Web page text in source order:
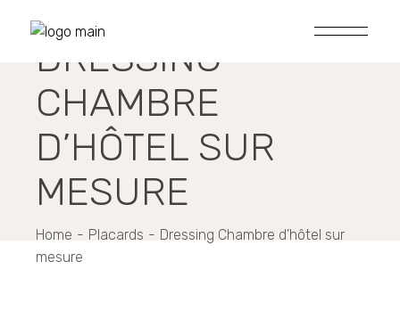
DRESSING
CHAMBRE
D’HÔTEL SUR
MESURE
Home Placards
Dressing Chambre d’hôtel sur
mesure